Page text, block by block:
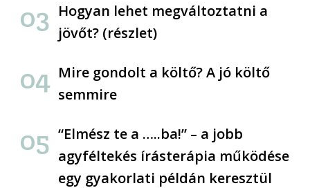
Hogyan lehet megváltoztatni a
jövőt? (részlet)
Mire gondolt a költő? A jó költő
semmire
“Elmész te a …..ba!” – a jobb
agyféltekés írásterápia működése
egy gyakorlati példán keresztül